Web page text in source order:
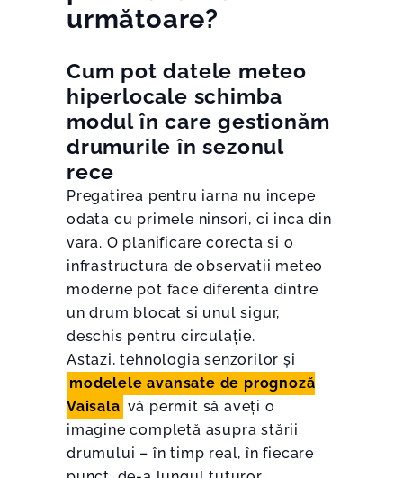
următoare?
Cum pot datele meteo
hiperlocale schimba
modul în care gestionăm
drumurile în sezonul
rece
Pregatirea pentru iarna nu incepe
odata cu primele ninsori, ci inca din
vara. O planificare corecta si o
infrastructura de observatii meteo
moderne pot face diferenta dintre
un drum blocat si unul sigur,
deschis pentru circulație.
Astazi, tehnologia senzorilor și
modelele avansate de prognoză
Vaisala vă permit să aveți o
imagine completă asupra stării
drumului – în timp real, în fiecare